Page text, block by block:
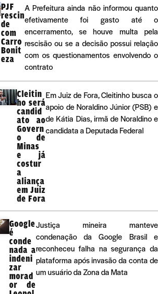
PJF
rescin
de
com
Carro
Bonit
eza
A Prefeitura ainda não informou quanto
efetivamente foi gasto até o
encerramento, se houve multa pela
rescisão ou se a decisão possui relação
com os questionamentos envolvendo o
contrato
Cleitin
ho será
candid
ato ao
Govern
o de
Minas
e já
costur
a
aliança
em Juiz
de Fora
Em Juiz de Fora, Cleitinho busca o
apoio de Noraldino Júnior (PSB) e
de Kátia Dias, irmã de Noraldino e
candidata a Deputada Federal
Google
é
conde
nada a
indeni
zar
morad
or de
Justiça mineira manteve
condenação da Google Brasil e
reconheceu falha na segurança da
plataforma após invasão da conta de
um usuário da Zona da Mata